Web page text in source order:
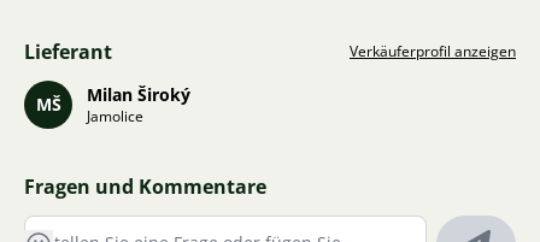
Lieferant Verkäuferprofil anzeigen
MŠ Milan Široký
Jamolice
Fragen und Kommentare